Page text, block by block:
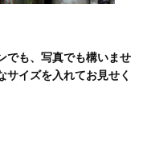
でも、写真でも構いませ
サイズを入れてお見せく